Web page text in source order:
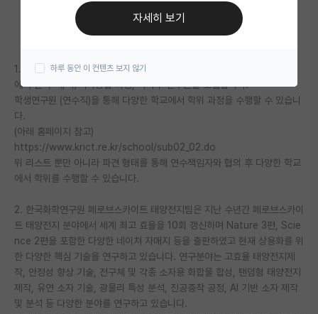
미국 대학원 합격 후기 게시판
대학원 합격 후기 게시판
연구실(PI) 홍보 게시판
석박사 채용 정보 게시판
임용 정보 게시판
학부 인턴 게시판
취업 게시판
임용 후기 게시판
PI 전용 게시판
인문사회 계열 게시판
1. 정부출연연구소인 한국화학연구원에서 페로브스카이트 태양전지연구 팀
에서 분야 석/박/석박통합 과정, 박사후 연구원을 모집합니다.
학생연구원 (연수직)을 통해 다양한 학교에서 학위 과정을 수행할 수 있습니
다.
(아래 홈페이지 참고)
https://www.krict.re.kr/school/sub02_02.do
위 리스트 뿐만 아니라 파견 형태를 통해 연수책임자와 협의 후 다양한 학교
에서 학위를 수행할 수 있습니다.
2. 한국화학연구원 페로브스카이트 태양전지팀은 지난 수년간 페로브스카이
트 태양전지 분야에서 세계 최고 효율을 10회 갱신하며 Nature 3편, Scie
nce 2편을 포함한 다양한 네이쳐 자매지 등을 출판하였고 현재 상용화를 위
한 다양한 핵심 기술을 연구하고 있습니다. 연구분야는 고효율 태양전지제
작, 안정성 향상 기술, 전구체 및 각종 소자용 화합물 합성, 탠덤형 태양전지
제작, 유연 소자 기술, 광물리 특성 분석, 진공증착 공정, AI 기반 소자 제작
및 분석 등 다양한 분야를 연구하고 있습니다.
자세히 보기
하루 동안 이 컨텐츠 보지 않기